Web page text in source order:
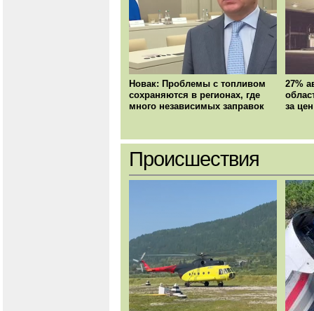
Новак: Проблемы с топливом
сохраняются в регионах, где
много независимых заправок
27%
за
Происшествия